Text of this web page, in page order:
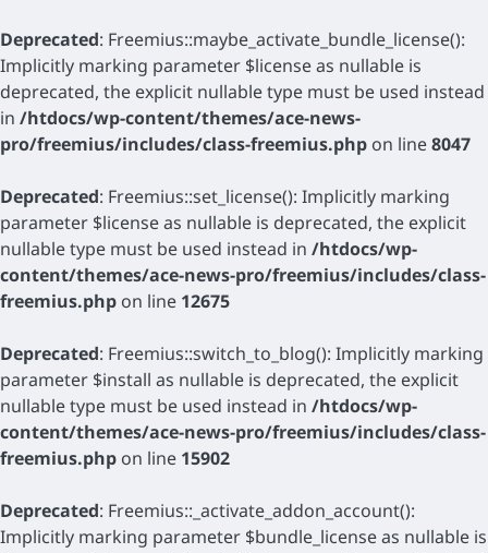
Deprecated: Freemius::maybe_activate_bundle_license():
Implicitly marking parameter $license as nullable is
deprecated, the explicit nullable type must be used instead
in /htdocs/wp-content/themes/ace-news-
pro/freemius/includes/class-freemius.php on line8047
Deprecated: Freemius::set_license(): Implicitly marking
parameter $license as nullable is deprecated, the explicit
nullable type must be used instead in /htdocs/wp-
content/themes/ace-news-pro/freemius/includes/class-
freemius.php on line 12675
Deprecated: Freemius::switch_to_blog(): Implicitly marking
parameter $install as nullable is deprecated, the explicit
nullable type must be used instead in /htdocs/wp-
content/themes/ace-news-pro/freemius/includes/class-
freemius.php on line 15902
Deprecated: Freemius::_activate_addon_account():
Implicitly marking parameter $bundle_license as nullable is